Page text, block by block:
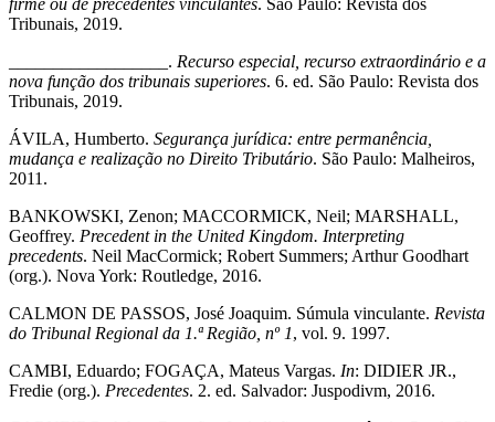
firme ou de precedentes vinculantes. São Paulo: Revista dos
Tribunais, 2019.
__________________. Recurso especial, recurso extraordinário e a
nova função dos tribunais superiores. 6. ed. São Paulo: Revista dos
Tribunais, 2019.
ÁVILA, Humberto. Segurança jurídica: entre permanência,
mudança e realização no Direito Tributário. São Paulo: Malheiros,
2011.
BANKOWSKI, Zenon; MACCORMICK, Neil; MARSHALL,
Geoffrey. Precedent in the United Kingdom. Interpreting
precedents. Neil MacCormick; Robert Summers; Arthur Goodhart
(org.). Nova York: Routledge, 2016.
CALMON DE PASSOS, José Joaquim. Súmula vinculante. Revista
do Tribunal Regional da 1.ª Região, nº 1, vol. 9. 1997.
CAMBI, Eduardo; FOGAÇA, Mateus Vargas. In: DIDIER JR.,
Fredie (org.). Precedentes. 2. ed. Salvador: Juspodivm, 2016.